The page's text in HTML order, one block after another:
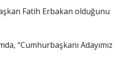
Fatih Erbakan olduğunu
“Cumhurbaşkanı Adayımız